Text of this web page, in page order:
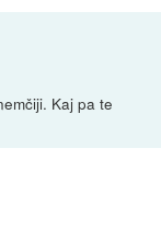
Kaj pa te